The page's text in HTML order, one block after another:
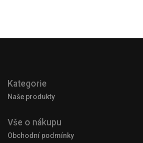
Kategorie
Naše produkty
Vše o nákupu
Obchodní podmínky